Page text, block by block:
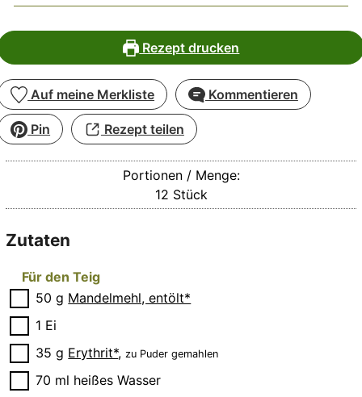
Rezept drucken
Auf meine Merkliste Kommentieren
Pin Rezept teilen
Portionen / Menge:
12 Stück
Zutaten
Für den Teig
▢
50 g Mandelmehl, entölt*
▢
1 Ei
▢
35 g Erythrit*,zu Puder gemahlen
▢
70 ml heißes Wasser